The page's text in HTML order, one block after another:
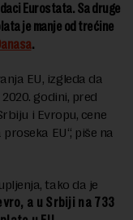
Eurostata. Sa druge
je manje od trećine
.
EU, izgleda da
godini, pred
i Evropu, cene
EU“, piše na
tako da je
a u Srbiji na 733